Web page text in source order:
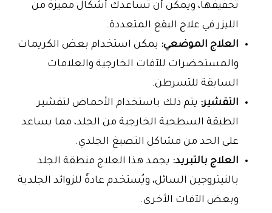
تخفيفها، ويمكن أن تساعدك أشكال مميزة من
الليزر في علاج البقع المتعددة.
العلاج الموضعي: يمكن استخدام بعض الكريمات
والمستحضرات للآفات الخارجية والعلامات
السابقة للتسرطن.
التقشير: يتم ذلك باستخدام الأحماض لتقشير
الطبقة السطحية الخارجية من الجلد، مما يساعد
على الحد من مشاكل التصبغ الجلدي.
العلاج بالتبريد: يجمد هذا العلاج منطقة الجلد
بالنيتروجين السائل، ويُستخدم عادةً للزوائد الجلدية
وبعض الآفات الأخرى.